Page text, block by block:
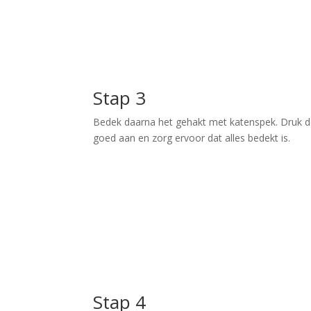
Stap 3
Bedek daarna het gehakt met katenspek. Druk
goed aan en zorg ervoor dat alles bedekt is.
Stap 4